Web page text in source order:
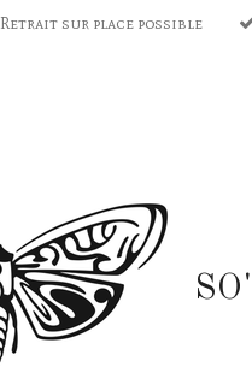
Retrait sur place possible
SO'